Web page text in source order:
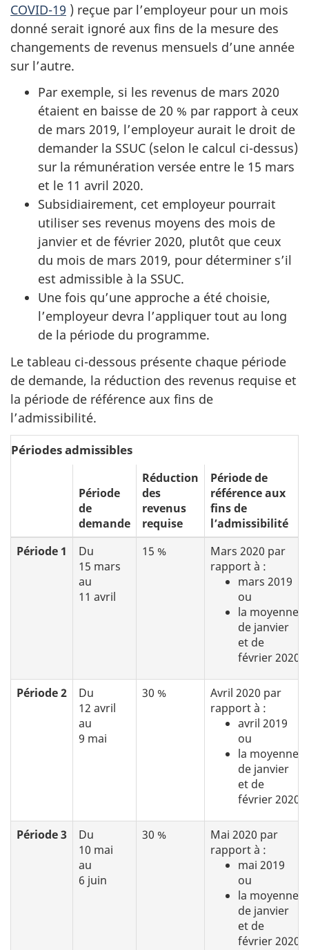
COVID-19 ) reçue par l’employeur pour un mois
donné serait ignoré aux fins de la mesure des
changements de revenus mensuels d’une année
sur l’autre.
Par exemple, si les revenus de mars 2020
étaient en baisse de 20 % par rapport à ceux
de mars 2019, l’employeur aurait le droit de
demander la SSUC (selon le calcul ci-dessus)
sur la rémunération versée entre le 15 mars
et le 11 avril 2020.
Subsidiairement, cet employeur pourrait
utiliser ses revenus moyens des mois de
janvier et de février 2020, plutôt que ceux
du mois de mars 2019, pour déterminer s’il
est admissible à la SSUC.
Une fois qu’une approche a été choisie,
l’employeur devra l’appliquer tout au long
de la période du programme.
Le tableau ci-dessous présente chaque période
de demande, la réduction des revenus requise et
la période de référence aux fins de
l’admissibilité.
Périodes admissibles
Période
de
demande
Réduction
des
revenus
requise
Période de
référence aux
fins de
l’admissibilité
Période 1
Du
15 mars
au
11 avril
15 %
Mars 2020 par
rapport à :
mars 2019
ou
la moyenne
de janvier
et de
février 2020
Période 2
Du
12 avril
au
9 mai
30 %
Avril 2020 par
rapport à :
avril 2019
ou
la moyenne
de janvier
et de
février 2020
Période 3
Du
10 mai
au
6 juin
30 %
Mai 2020 par
rapport à :
mai 2019
ou
la moyenne
de janvier
et de
février 2020